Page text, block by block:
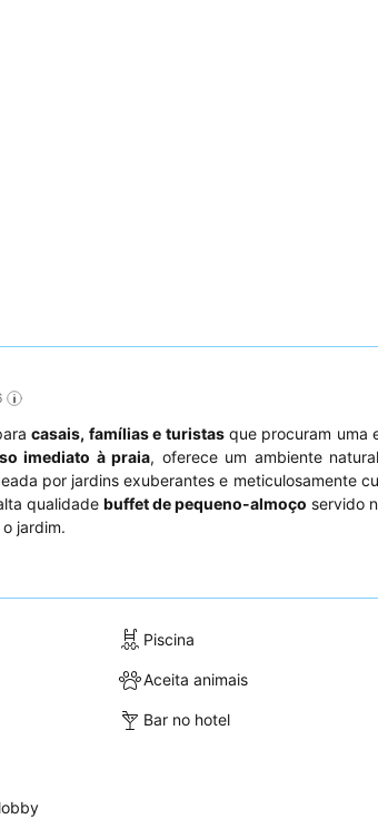
casais, famílias e turistasque procuram uma
imediato à praia, oferece um ambiente
por jardins exuberantes e meticulosamente
qualidade buffet de pequeno-almoço servido
jardim.
Piscina
Aceita animais
Bar no hotel